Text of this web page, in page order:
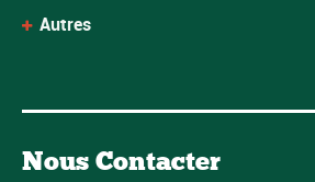
Autres
Nous Contacter